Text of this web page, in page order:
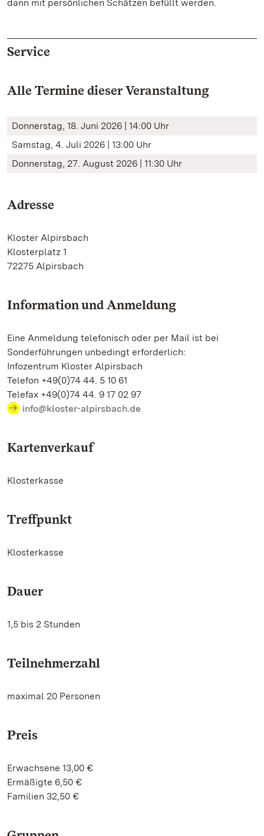
dann mit persönlichen Schätzen befüllt werden.
Service
Alle Termine dieser Veranstaltung
Donnerstag, 18. Juni 2026 | 14:00 Uhr
Samstag, 4. Juli 2026 | 13:00 Uhr
Donnerstag, 27. August 2026 | 11:30 Uhr
Adresse
Kloster Alpirsbach
Klosterplatz 1
72275 Alpirsbach
Information und Anmeldung
Eine Anmeldung telefonisch oder per Mail ist bei
Sonderführungen unbedingt erforderlich:
Infozentrum Kloster Alpirsbach
Telefon +49(0)74 44. 5 10 61
Telefax +49(0)74 44. 9 17 02 97
info@kloster-alpirsbach.de
Kartenverkauf
Klosterkasse
Treffpunkt
Klosterkasse
Dauer
1,5 bis 2 Stunden
Teilnehmerzahl
maximal 20 Personen
Preis
Erwachsene 13,00 €
Ermäßigte 6,50 €
Familien 32,50 €